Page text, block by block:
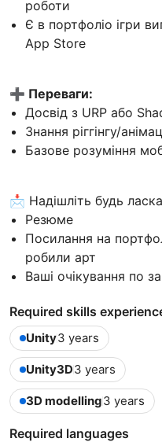
роботи
Є в портфоліо ігри
App Store
➕ Переваги:
Досвід з URP або
Знання ріггінгу/
Базове розуміння
📩 Надішліть будь
Резюме
Посилання на
робили арт
Ваші очікування по
Required skills
Unity3 years
Unity3D3 years
3D modelling3 years
Required languages